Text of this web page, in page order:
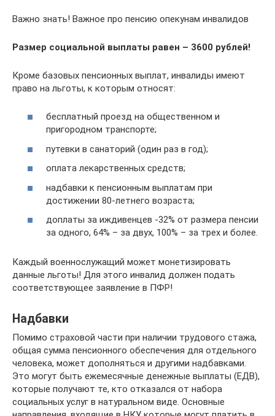
Важно знать! Важное про пенсию опекунам инвалидов
Размер социальной выплаты равен – 3600 рублей!
Кроме базовых пенсионных выплат, инвалиды имеют
право на льготы, к которым относят:
бесплатный проезд на общественном и
пригородном транспорте;
путевки в санаторий (один раз в год);
оплата лекарственных средств;
надбавки к пенсионным выплатам при
достижении 80-летнего возраста;
доплаты за иждивенцев -32% от размера пенсии
за одного, 64% – за двух, 100% – за трех и более.
Каждый военнослужащий может монетизировать
данные льготы! Для этого инвалид должен подать
соответствующее заявление в ПФР!
Надбавки
Помимо страховой части при наличии трудового стажа,
общая сумма пенсионного обеспечения для отдельного
человека, может дополняться и другими надбавками.
Это могут быть ежемесячные денежные выплаты (ЕДВ),
которые получают те, кто отказался от набора
социальных услуг в натуральном виде. Основные